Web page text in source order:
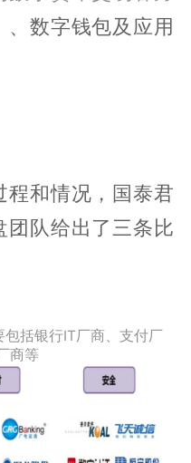
、数字钱包及应用
程和情况，国泰君
团队给出了三条比
括银行IT厂商、支付厂
商等